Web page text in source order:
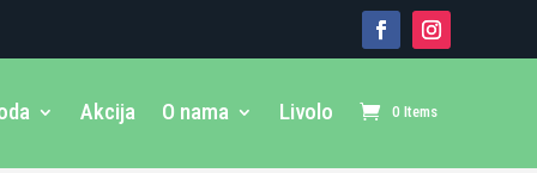
Akcija O nama Livolo 0 Items